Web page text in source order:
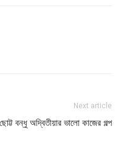
Next article
ছোট্ট বন্ধু অদ্বিতীয়ার ভালো কাজের গল্প